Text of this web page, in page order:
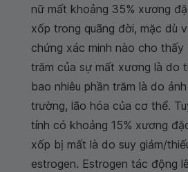
nữ mất khoảng 35% xương
xốp trong quãng đời, mặc dù
chứng xác minh nào cho thấy
trăm của sự mất xương là do
bao nhiêu phần trăm là do
trường, lão hóa của cơ thể.
tính có khoảng 15% xương
xốp bị mất là do suy giảm/
estrogen. Estrogen tác động